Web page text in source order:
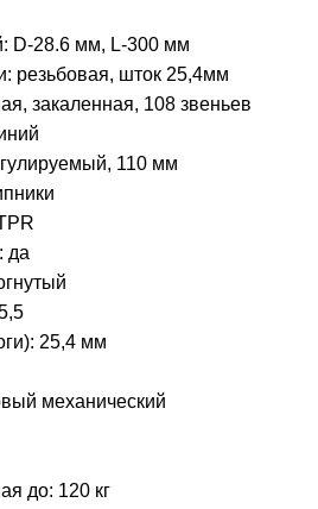
D-28.6 мм, L-300 мм
резьбовая, шток 25,4мм
закаленная, 108 звеньев
110 мм
да
25,4 мм
механический
до: 120 кг